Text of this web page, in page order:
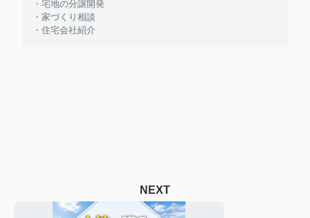
・宅地の分譲開発
・家づくり相談
・住宅会社紹介
NEXT